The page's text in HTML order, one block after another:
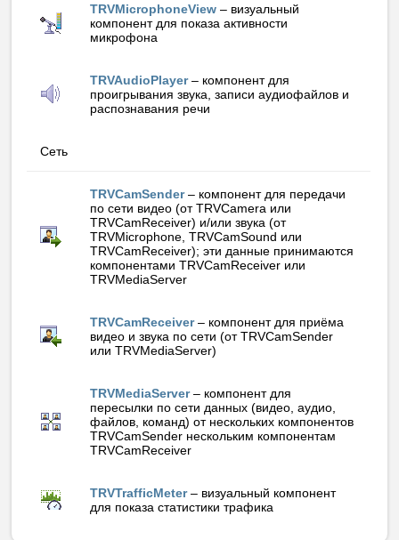
TRVMicrophoneView – визуальный
компонент для показа активности
микрофона
TRVAudioPlayer– компонент для
проигрывания звука, записи аудиофайлов и
распознавания речи
Сеть
TRVCamSender– компонент для передачи
по сети видео (от TRVCamera или
TRVCamReceiver) и/или звука (от
TRVMicrophone, TRVCamSound или
TRVCamReceiver); эти данные принимаются
компонентами TRVCamReceiver или
TRVMediaServer
TRVCamReceiver– компонент для приёма
видео и звука по сети (от TRVCamSender
или TRVMediaServer)
TRVMediaServer– компонент для
пересылки по сети данных (видео, аудио,
файлов, команд) от нескольких компонентов
TRVCamSender нескольким компонентам
TRVCamReceiver
TRVTrafficMeter– визуальный компонент
для показа статистики трафика